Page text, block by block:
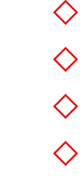
◇
◇
◇
◇